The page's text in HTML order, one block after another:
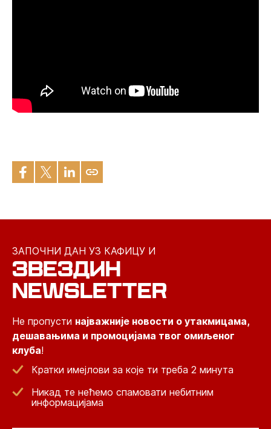
ЗАПОЧНИ ДАН УЗ КАФИЦУ И
ЗВЕЗДИН
NEWSLETTER
Не пропусти најважније новости о утакмицама,
дешавањима и промоцијама твог омиљеног
клуба!
Кратки имејлови за које ти треба 2 минута
Никад те нећемо спамовати небитним
информацијама